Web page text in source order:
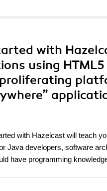
with
using
with Hazelcast will teach
Java developers, software
have programming